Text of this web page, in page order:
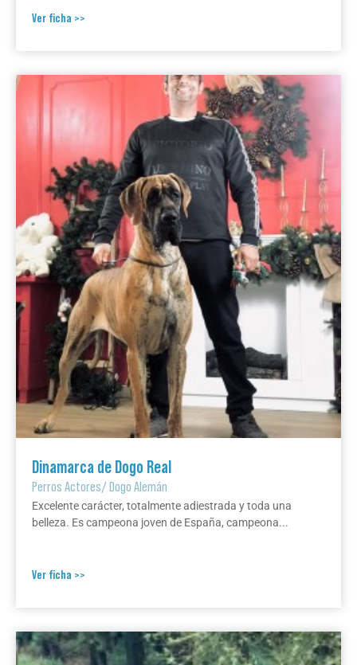
Ver ficha >>
Dinamarca de Dogo Real
Perros Actores/Dogo Alemán
Excelente carácter, totalmente adiestrada y toda una
belleza. Es campeona joven de España, campeona...
Ver ficha >>